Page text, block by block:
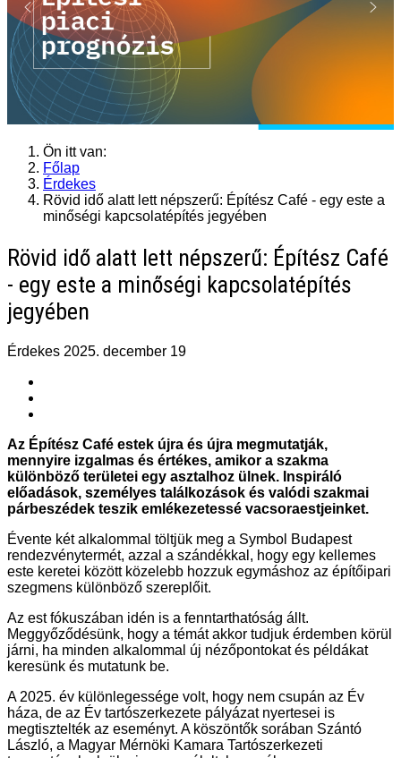
Ön itt van:
Főlap
Érdekes
Rövid idő alatt lett népszerű: Építész Café - egy este a
minőségi kapcsolatépítés jegyében
Rövid idő alatt lett népszerű: Építész Café
- egy este a minőségi kapcsolatépítés
jegyében
Érdekes 2025. december 19
Az Építész Café estek újra és újra megmutatják,
mennyire izgalmas és értékes, amikor a szakma
különböző területei egy asztalhoz ülnek. Inspiráló
előadások, személyes találkozások és valódi szakmai
párbeszédek teszik emlékezetessé vacsoraestjeinket.
Évente két alkalommal töltjük meg a Symbol Budapest
rendezvénytermét, azzal a szándékkal, hogy egy kellemes
este keretei között közelebb hozzuk egymáshoz az építőipari
szegmens különböző szereplőit.
Az est fókuszában idén is a fenntarthatóság állt.
Meggyőződésünk, hogy a témát akkor tudjuk érdemben körül
járni, ha minden alkalommal új nézőpontokat és példákat
keresünk és mutatunk be.
A 2025. év különlegessége volt, hogy nem csupán az Év
háza, de az Év tartószerkezete pályázat nyertesei is
megtisztelték az eseményt. A köszöntők sorában Szántó
László, a Magyar Mérnöki Kamara Tartószerkezeti